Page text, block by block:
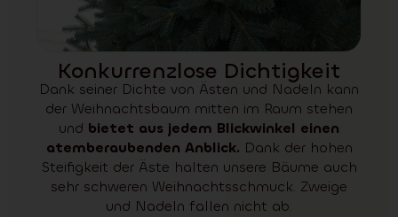
Konkurrenzlose Dichtigkeit
Dank seiner Dichte von Ästen und Nadeln kann
der Weihnachtsbaum mitten im Raum stehen
und bietet aus jedem Blickwinkel einen
atemberaubenden Anblick. Dank der hohen
Steifigkeit der Äste halten unsere Bäume auch
sehr schweren Weihnachtsschmuck. Zweige
und Nadeln fallen nicht ab.